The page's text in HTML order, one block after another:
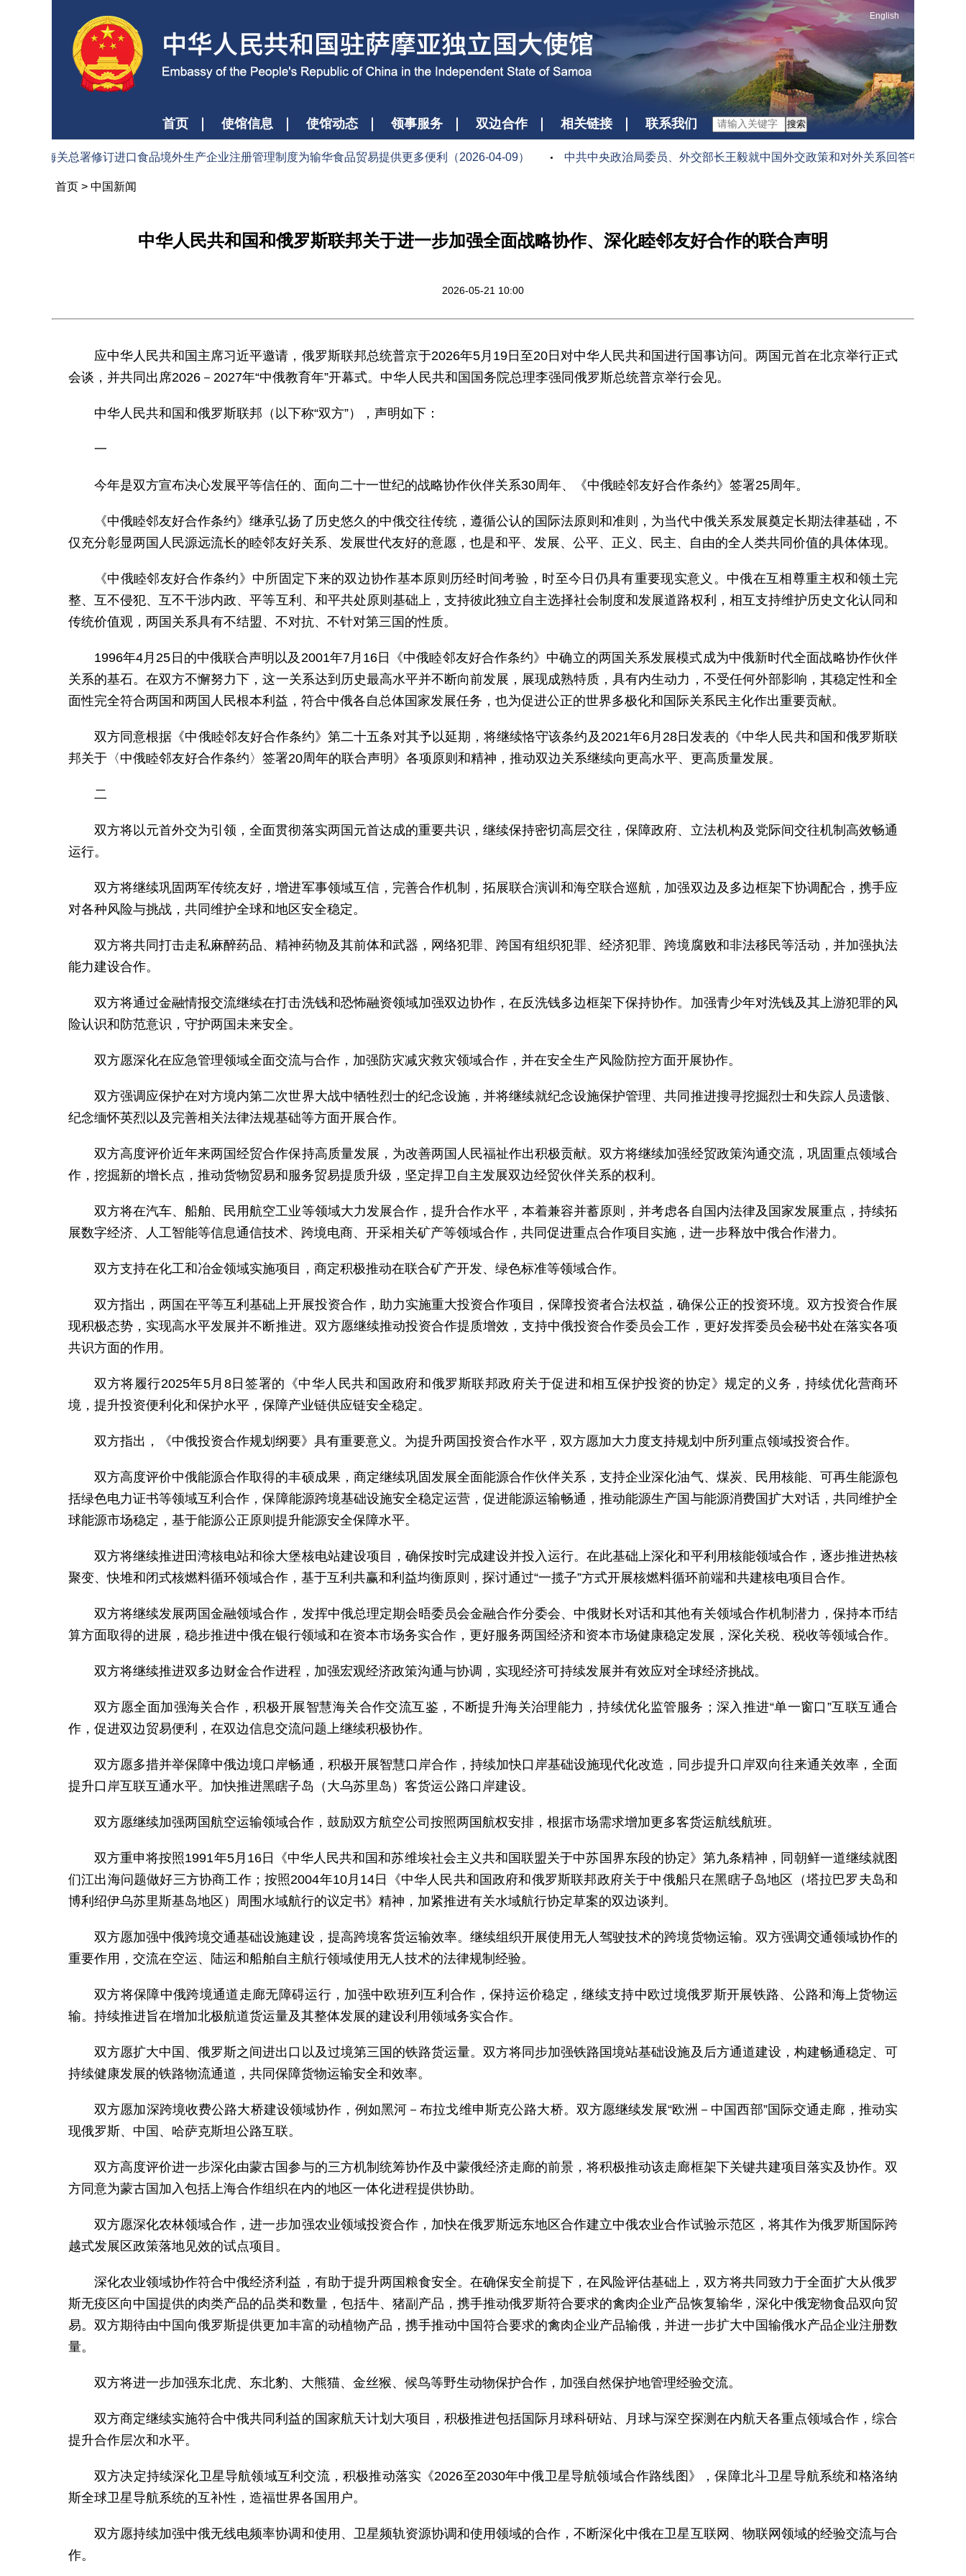
English
首页 使馆信息 使馆动态 领事服务 双边合作 相关链接 联系我们 搜索
和国海关总署修订进口食品境外生产企业注册管理制度为输华食品贸易提供更多便利（2026-04-09） 中共中央政治局委员、外交部长王毅就中国外交政策和对外关系回答中外记者提
首页 > 中国新闻
中华人民共和国和俄罗斯联邦关于进一步加强全面战略协作、深化睦邻友好合作的联合声明
2026-05-21 10:00
应中华人民共和国主席习近平邀请，俄罗斯联邦总统普京于2026年5月19日至20日对中华人民共和国进行国事访问。两国元首在北京举行正式
会谈，并共同出席2026－2027年“中俄教育年”开幕式。中华人民共和国国务院总理李强同俄罗斯总统普京举行会见。
中华人民共和国和俄罗斯联邦（以下称“双方”），声明如下：
一
今年是双方宣布决心发展平等信任的、面向二十一世纪的战略协作伙伴关系30周年、《中俄睦邻友好合作条约》签署25周年。
《中俄睦邻友好合作条约》继承弘扬了历史悠久的中俄交往传统，遵循公认的国际法原则和准则，为当代中俄关系发展奠定长期法律基础，不
仅充分彰显两国人民源远流长的睦邻友好关系、发展世代友好的意愿，也是和平、发展、公平、正义、民主、自由的全人类共同价值的具体体现。
《中俄睦邻友好合作条约》中所固定下来的双边协作基本原则历经时间考验，时至今日仍具有重要现实意义。中俄在互相尊重主权和领土完
整、互不侵犯、互不干涉内政、平等互利、和平共处原则基础上，支持彼此独立自主选择社会制度和发展道路权利，相互支持维护历史文化认同和
传统价值观，两国关系具有不结盟、不对抗、不针对第三国的性质。
1996年4月25日的中俄联合声明以及2001年7月16日《中俄睦邻友好合作条约》中确立的两国关系发展模式成为中俄新时代全面战略协作伙伴
关系的基石。在双方不懈努力下，这一关系达到历史最高水平并不断向前发展，展现成熟特质，具有内生动力，不受任何外部影响，其稳定性和全
面性完全符合两国和两国人民根本利益，符合中俄各自总体国家发展任务，也为促进公正的世界多极化和国际关系民主化作出重要贡献。
双方同意根据《中俄睦邻友好合作条约》第二十五条对其予以延期，将继续恪守该条约及2021年6月28日发表的《中华人民共和国和俄罗斯联
邦关于〈中俄睦邻友好合作条约〉签署20周年的联合声明》各项原则和精神，推动双边关系继续向更高水平、更高质量发展。
二
双方将以元首外交为引领，全面贯彻落实两国元首达成的重要共识，继续保持密切高层交往，保障政府、立法机构及党际间交往机制高效畅通
运行。
双方将继续巩固两军传统友好，增进军事领域互信，完善合作机制，拓展联合演训和海空联合巡航，加强双边及多边框架下协调配合，携手应
对各种风险与挑战，共同维护全球和地区安全稳定。
双方将共同打击走私麻醉药品、精神药物及其前体和武器，网络犯罪、跨国有组织犯罪、经济犯罪、跨境腐败和非法移民等活动，并加强执法
能力建设合作。
双方将通过金融情报交流继续在打击洗钱和恐怖融资领域加强双边协作，在反洗钱多边框架下保持协作。加强青少年对洗钱及其上游犯罪的风
险认识和防范意识，守护两国未来安全。
双方愿深化在应急管理领域全面交流与合作，加强防灾减灾救灾领域合作，并在安全生产风险防控方面开展协作。
双方强调应保护在对方境内第二次世界大战中牺牲烈士的纪念设施，并将继续就纪念设施保护管理、共同推进搜寻挖掘烈士和失踪人员遗骸、
纪念缅怀英烈以及完善相关法律法规基础等方面开展合作。
双方高度评价近年来两国经贸合作保持高质量发展，为改善两国人民福祉作出积极贡献。双方将继续加强经贸政策沟通交流，巩固重点领域合
作，挖掘新的增长点，推动货物贸易和服务贸易提质升级，坚定捍卫自主发展双边经贸伙伴关系的权利。
双方将在汽车、船舶、民用航空工业等领域大力发展合作，提升合作水平，本着兼容并蓄原则，并考虑各自国内法律及国家发展重点，持续拓
展数字经济、人工智能等信息通信技术、跨境电商、开采相关矿产等领域合作，共同促进重点合作项目实施，进一步释放中俄合作潜力。
双方支持在化工和冶金领域实施项目，商定积极推动在联合矿产开发、绿色标准等领域合作。
双方指出，两国在平等互利基础上开展投资合作，助力实施重大投资合作项目，保障投资者合法权益，确保公正的投资环境。双方投资合作展
现积极态势，实现高水平发展并不断推进。双方愿继续推动投资合作提质增效，支持中俄投资合作委员会工作，更好发挥委员会秘书处在落实各项
共识方面的作用。
双方将履行2025年5月8日签署的《中华人民共和国政府和俄罗斯联邦政府关于促进和相互保护投资的协定》规定的义务，持续优化营商环
境，提升投资便利化和保护水平，保障产业链供应链安全稳定。
双方指出，《中俄投资合作规划纲要》具有重要意义。为提升两国投资合作水平，双方愿加大力度支持规划中所列重点领域投资合作。
双方高度评价中俄能源合作取得的丰硕成果，商定继续巩固发展全面能源合作伙伴关系，支持企业深化油气、煤炭、民用核能、可再生能源包
括绿色电力证书等领域互利合作，保障能源跨境基础设施安全稳定运营，促进能源运输畅通，推动能源生产国与能源消费国扩大对话，共同维护全
球能源市场稳定，基于能源公正原则提升能源安全保障水平。
双方将继续推进田湾核电站和徐大堡核电站建设项目，确保按时完成建设并投入运行。在此基础上深化和平利用核能领域合作，逐步推进热核
聚变、快堆和闭式核燃料循环领域合作，基于互利共赢和利益均衡原则，探讨通过“一揽子”方式开展核燃料循环前端和共建核电项目合作。
双方将继续发展两国金融领域合作，发挥中俄总理定期会晤委员会金融合作分委会、中俄财长对话和其他有关领域合作机制潜力，保持本币结
算方面取得的进展，稳步推进中俄在银行领域和在资本市场务实合作，更好服务两国经济和资本市场健康稳定发展，深化关税、税收等领域合作。
双方将继续推进双多边财金合作进程，加强宏观经济政策沟通与协调，实现经济可持续发展并有效应对全球经济挑战。
双方愿全面加强海关合作，积极开展智慧海关合作交流互鉴，不断提升海关治理能力，持续优化监管服务；深入推进“单一窗口”互联互通合
作，促进双边贸易便利，在双边信息交流问题上继续积极协作。
双方愿多措并举保障中俄边境口岸畅通，积极开展智慧口岸合作，持续加快口岸基础设施现代化改造，同步提升口岸双向往来通关效率，全面
提升口岸互联互通水平。加快推进黑瞎子岛（大乌苏里岛）客货运公路口岸建设。
双方愿继续加强两国航空运输领域合作，鼓励双方航空公司按照两国航权安排，根据市场需求增加更多客货运航线航班。
双方重申将按照1991年5月16日《中华人民共和国和苏维埃社会主义共和国联盟关于中苏国界东段的协定》第九条精神，同朝鲜一道继续就图
们江出海问题做好三方协商工作；按照2004年10月14日《中华人民共和国政府和俄罗斯联邦政府关于中俄船只在黑瞎子岛地区（塔拉巴罗夫岛和
博利绍伊乌苏里斯基岛地区）周围水域航行的议定书》精神，加紧推进有关水域航行协定草案的双边谈判。
双方愿加强中俄跨境交通基础设施建设，提高跨境客货运输效率。继续组织开展使用无人驾驶技术的跨境货物运输。双方强调交通领域协作的
重要作用，交流在空运、陆运和船舶自主航行领域使用无人技术的法律规制经验。
双方将保障中俄跨境通道走廊无障碍运行，加强中欧班列互利合作，保持运价稳定，继续支持中欧过境俄罗斯开展铁路、公路和海上货物运
输。持续推进旨在增加北极航道货运量及其整体发展的建设利用领域务实合作。
双方愿扩大中国、俄罗斯之间进出口以及过境第三国的铁路货运量。双方将同步加强铁路国境站基础设施及后方通道建设，构建畅通稳定、可
持续健康发展的铁路物流通道，共同保障货物运输安全和效率。
双方愿加深跨境收费公路大桥建设领域协作，例如黑河－布拉戈维申斯克公路大桥。双方愿继续发展“欧洲－中国西部”国际交通走廊，推动实
现俄罗斯、中国、哈萨克斯坦公路互联。
双方高度评价进一步深化由蒙古国参与的三方机制统筹协作及中蒙俄经济走廊的前景，将积极推动该走廊框架下关键共建项目落实及协作。双
方同意为蒙古国加入包括上海合作组织在内的地区一体化进程提供协助。
双方愿深化农林领域合作，进一步加强农业领域投资合作，加快在俄罗斯远东地区合作建立中俄农业合作试验示范区，将其作为俄罗斯国际跨
越式发展区政策落地见效的试点项目。
深化农业领域协作符合中俄经济利益，有助于提升两国粮食安全。在确保安全前提下，在风险评估基础上，双方将共同致力于全面扩大从俄罗
斯无疫区向中国提供的肉类产品的品类和数量，包括牛、猪副产品，携手推动俄罗斯符合要求的禽肉企业产品恢复输华，深化中俄宠物食品双向贸
易。双方期待由中国向俄罗斯提供更加丰富的动植物产品，携手推动中国符合要求的禽肉企业产品输俄，并进一步扩大中国输俄水产品企业注册数
量。
双方将进一步加强东北虎、东北豹、大熊猫、金丝猴、候鸟等野生动物保护合作，加强自然保护地管理经验交流。
双方商定继续实施符合中俄共同利益的国家航天计划大项目，积极推进包括国际月球科研站、月球与深空探测在内航天各重点领域合作，综合
提升合作层次和水平。
双方决定持续深化卫星导航领域互利交流，积极推动落实《2026至2030年中俄卫星导航领域合作路线图》，保障北斗卫星导航系统和格洛纳
斯全球卫星导航系统的互补性，造福世界各国用户。
双方愿持续加强中俄无线电频率协调和使用、卫星频轨资源协调和使用领域的合作，不断深化中俄在卫星互联网、物联网领域的经验交流与合
作。